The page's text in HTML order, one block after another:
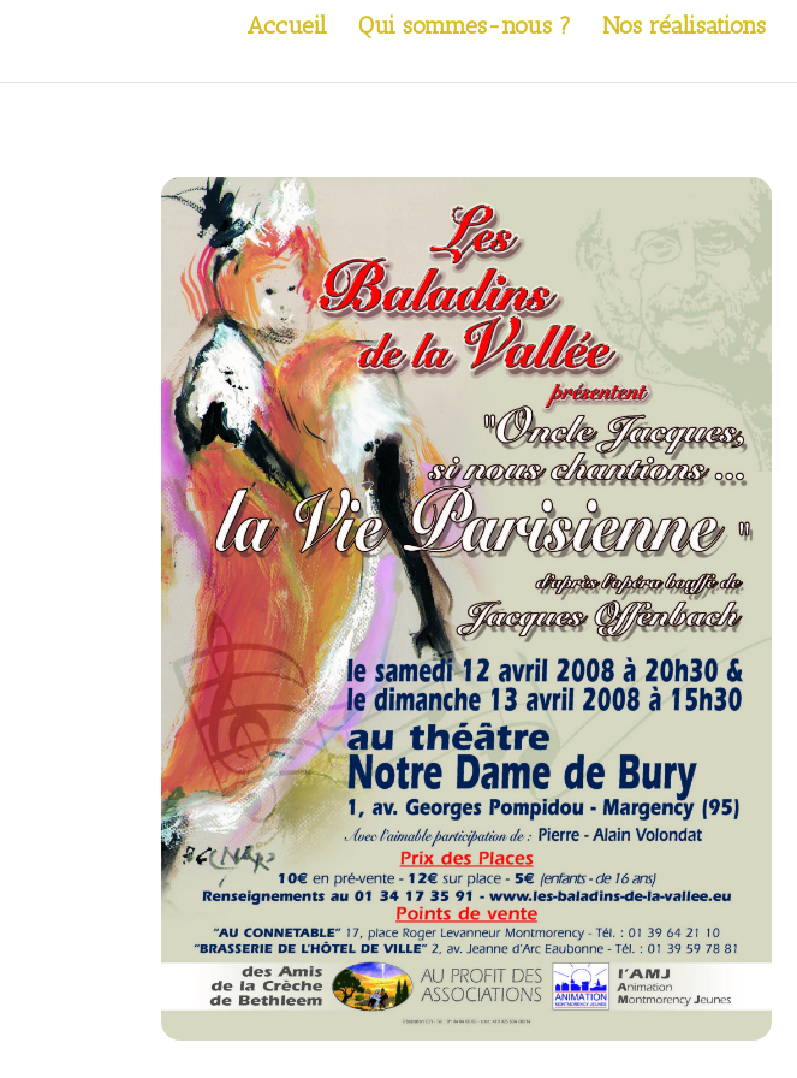
Accueil Qui sommes-nous ? Nos réalisations